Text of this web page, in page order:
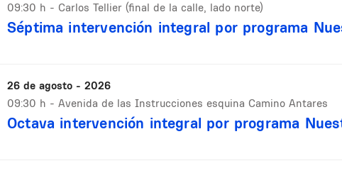
09:30 h - Carlos Tellier (final de la calle, lado norte)
Séptima intervención integral por programa
26 de agosto - 2026
09:30 h - Avenida de las Instrucciones esquina Camino Antares
Octava intervención integral por programa